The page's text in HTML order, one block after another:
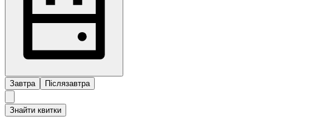
Завтра Післязавтра
Знайти квитки